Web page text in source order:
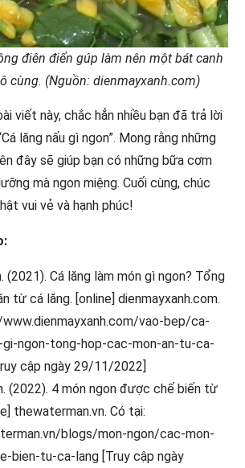
điên điển gúp làm nên một bát canh
cùng. (Nguồn: dienmayxanh.com)
viết này, chắc hẳn nhiều bạn đã trả lời
lăng nấu gì ngon”. Mong rằng những
đây sẽ giúp bạn có những bữa cơm
mà ngon miệng. Cuối cùng, chúc
vui vẻ và hạnh phúc!
(2021). Cá lăng làm món gì ngon? Tổng
từ cá lăng. [online] dienmayxanh.com.
vao-bep/ca-
gi-ngon-tong-hop-cac-mon-an-tu-ca-
cập ngày 29/11/2022]
(2022). 4 món ngon được chế biến từ
thewaterman.vn. Có tại:
blogs/mon-ngon/cac-mon-
bien-tu-ca-lang [Truy cập ngày